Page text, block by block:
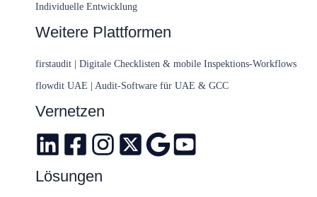
Individuelle Entwicklung
Weitere Plattformen
firstaudit | Digitale Checklisten & mobile Inspektions-Workflows
flowdit UAE | Audit-Software für UAE & GCC
Vernetzen
Lösungen